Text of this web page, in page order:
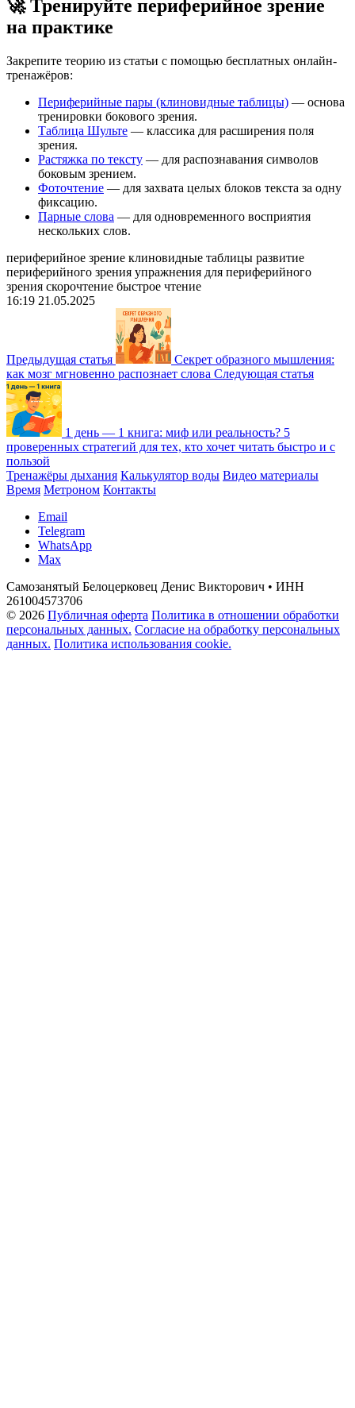
🚀 Тренируйте периферийное зрение
на практике
Закрепите теорию из статьи с помощью бесплатных онлайн-
тренажёров:
Периферийные пары (клиновидные таблицы) — основа
тренировки бокового зрения.
Таблица Шульте — классика для расширения поля
зрения.
Растяжка по тексту — для распознавания символов
боковым зрением.
Фоточтение — для захвата целых блоков текста за одну
фиксацию.
Парные слова — для одновременного восприятия
нескольких слов.
периферийное зрение клиновидные таблицы развитие
периферийного зрения упражнения для периферийного
зрения скорочтение быстрое чтение
16:19 21.05.2025
Предыдущая статья
Секрет образного мышления:
как мозг мгновенно распознает слова Следующая статья
1 день — 1 книга: миф или реальность? 5
проверенных стратегий для тех, кто хочет читать быстро и с
пользой
Тренажёры дыхания Калькулятор воды Видео материалы
Время Метроном Контакты
Email
Telegram
WhatsApp
Max
Самозанятый Белоцерковец Денис Викторович • ИНН
261004573706
© 2026 Публичная оферта Политика в отношении обработки
персональных данных. Согласие на обработку персональных
данных. Политика использования cookie.